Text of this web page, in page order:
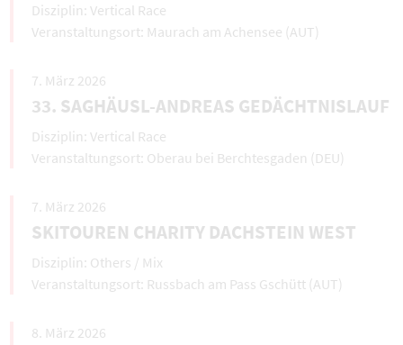
Vertical Race
Maurach am Achensee (AUT)
7. März 2026
33. SAGHÄUSL-ANDREAS GEDÄCHTNISLAUF
Vertical Race
Oberau bei Berchtesgaden (DEU)
7. März 2026
SKITOUREN CHARITY DACHSTEIN WEST
Others / Mix
Russbach am Pass Gschütt (AUT)
8. März 2026